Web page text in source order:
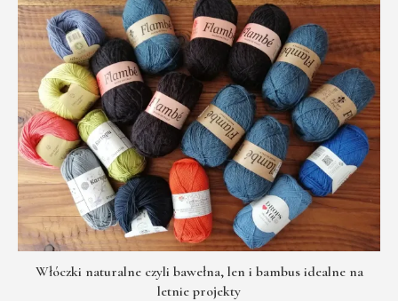
Włóczki naturalne czyli bawełna, len i bambus idealne na
letnie projekty